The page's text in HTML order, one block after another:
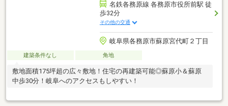
名鉄各務原線 各務原市役所前駅 徒
歩32分
その他の交通
岐阜県各務原市蘇原宮代町２丁目
建築条件なし 角地
敷地面積175坪超の広々敷地！住宅の再建築可能◎蘇原小＆蘇原
中歩30分！岐阜へのアクセスもしやすい！